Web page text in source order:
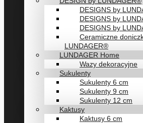
DESIGNS by
DESIGNS by
DESIGNS by
Ceramiczne
LUNDAGER®
LUNDAGER Home
Wazy dekoracyjne
Sukulenty
Sukulenty 6 cm
Sukulenty 9 cm
Sukulenty 12 cm
Kaktusy
Kaktusy 6 cm